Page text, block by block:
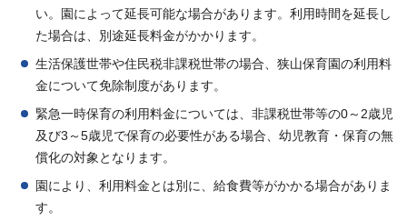
い。園によって延長可能な場合があります。利用時間を延長し
た場合は、別途延長料金がかかります。
生活保護世帯や住民税非課税世帯の場合、狭山保育園の利用料
金について免除制度があります。
緊急一時保育の利用料金については、非課税世帯等の0～2歳児
及び3～5歳児で保育の必要性がある場合、幼児教育・保育の無
償化の対象となります。
園により、利用料金とは別に、給食費等がかかる場合がありま
す。